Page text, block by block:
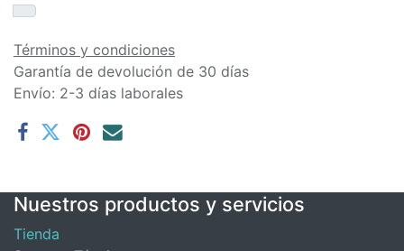
Términos y condiciones
Garantía de devolución de 30 días
Envío: 2-3 días laborales
Nuestros productos y servicios
Tienda